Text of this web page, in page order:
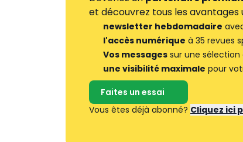
et découvrez tous les avantages
newsletter hebdomadaire
l'accès numérique à 35 revues
Vos messages sur une sélection
une visibilité maximale pour
Faites un essai
Vous êtes déjà abonné? Cliquez ici